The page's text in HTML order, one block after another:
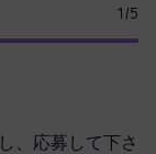
1 /5
し、応募して下さ